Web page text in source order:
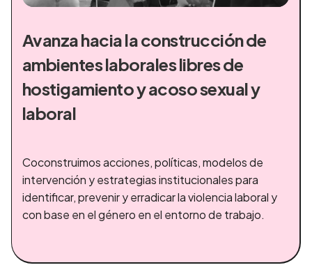
Avanza hacia la construcción de
ambientes laborales libres de
hostigamiento y acoso sexual y
laboral
Coconstruimos acciones, políticas, modelos de
intervención y estrategias institucionales para
identificar, prevenir y erradicar la violencia laboral y
con base en el género en el entorno de trabajo.